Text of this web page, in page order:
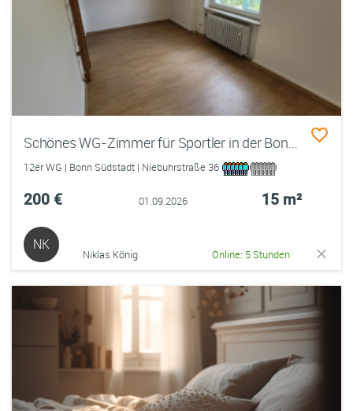
Schönes WG-Zimmer für Sportler in der Bonner Südstadt (Sportverbindung)
12er WG | Bonn Südstadt | Niebuhrstraße 36
200 € 01.09.2026 15 m²
NK
Niklas König Online: 5 Stunden